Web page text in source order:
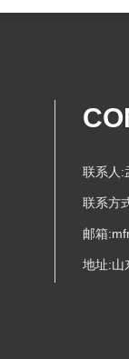
联系人:
联系方
邮箱
地址:山